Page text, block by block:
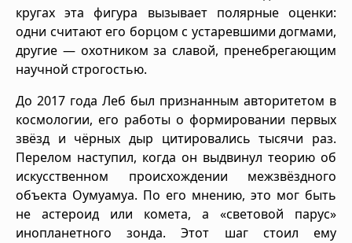
кругах эта фигура вызывает полярные оценки:
одни считают его борцом с устаревшими догмами,
другие — охотником за славой, пренебрегающим
научной строгостью.
До 2017 года Леб был признанным авторитетом в
космологии, его работы о формировании первых
звёзд и чёрных дыр цитировались тысячи раз.
Перелом наступил, когда он выдвинул теорию об
искусственном происхождении межзвёздного
объекта Оумуамуа. По его мнению, это мог быть
не астероид или комета, а «световой парус»
инопланетного зонда. Этот шаг стоил ему